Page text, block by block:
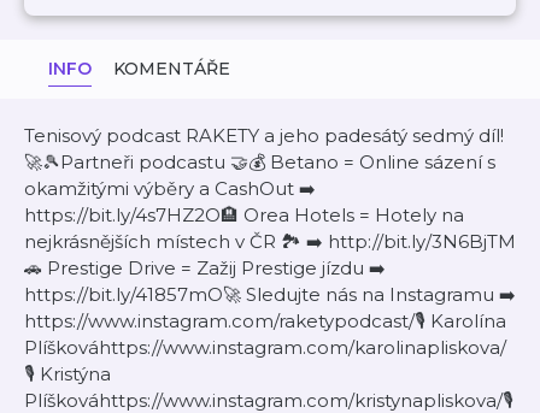
INFO KOMENTÁŘE
Tenisový podcast RAKETY a jeho padesátý sedmý díl!
🚀🎾Partneři podcastu 🤝💰 Betano = Online sázení s
okamžitými výběry a CashOut ➡️
https://bit.ly/4s7HZ2O🏨 Orea Hotels = Hotely na
nejkrásnějších místech v ČR 🏞️ ➡️ http://bit.ly/3N6BjTM
🚗 Prestige Drive = Zažij Prestige jízdu ➡️
https://bit.ly/41857mO🚀 Sledujte nás na Instagramu ➡️
https://www.instagram.com/raketypodcast/🎙 Karolína
Plíškováhttps://www.instagram.com/karolinapliskova/
🎙 Kristýna
Plíškováhttps://www.instagram.com/kristynapliskova/🎙